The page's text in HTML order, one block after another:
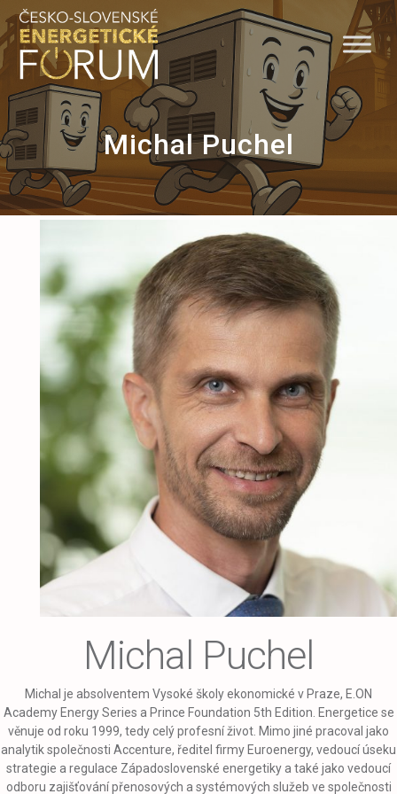
to
content
Michal Puchel
Michal Puchel
Michal je absolventem Vysoké školy ekonomické v Praze, E.ON
Academy Energy Series a Prince Foundation 5th Edition. Energetice se
věnuje od roku 1999, tedy celý profesní život. Mimo jiné pracoval jako
analytik společnosti Accenture, ředitel firmy Euroenergy, vedoucí úseku
strategie a regulace Západoslovenské energetiky a také jako vedoucí
odboru zajišťování přenosových a systémových služeb ve společnosti